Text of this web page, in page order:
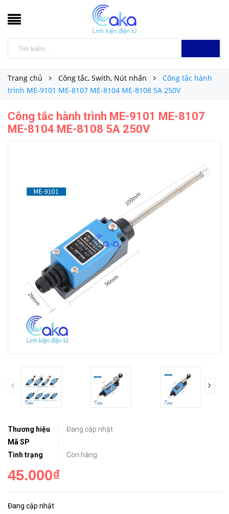
Trang chủ Công tắc, Swith, Nút nhấn
Công tắc hành
trình ME-9101 ME-8107 ME-8104 ME-8108 5A 250V
Công tắc hành trình ME-9101 ME-8107
ME-8104 ME-8108 5A 250V
prev
Thương hiệu
Đang cập nhật
Mã SP
Tình trạng
Còn hàng
45.000₫
Đang cập nhật